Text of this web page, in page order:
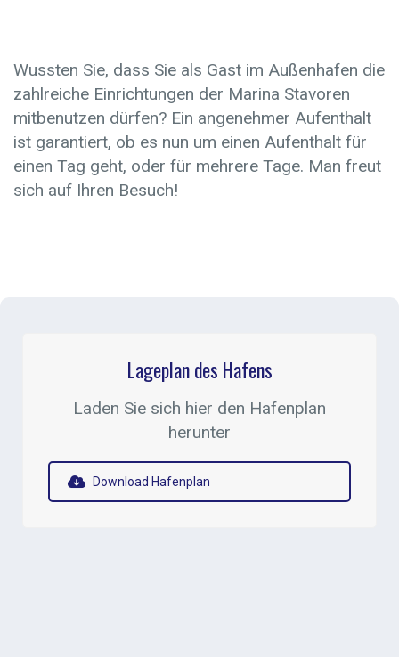
Wussten Sie, dass Sie als Gast im Außenhafen die
zahlreiche Einrichtungen der Marina Stavoren
mitbenutzen dürfen? Ein angenehmer Aufenthalt
ist garantiert, ob es nun um einen Aufenthalt für
einen Tag geht, oder für mehrere Tage. Man freut
sich auf Ihren Besuch!
Lageplan des Hafens
Laden Sie sich hier den Hafenplan
herunter
Download Hafenplan